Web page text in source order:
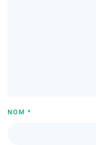
NOM *